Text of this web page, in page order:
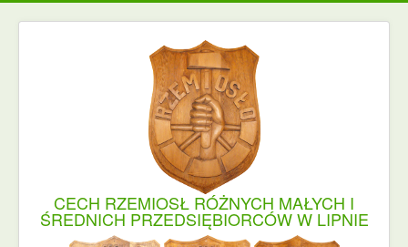
CECH RZEMIOSŁ RÓŻNYCH MAŁYCH I
ŚREDNICH PRZEDSIĘBIORCÓW W LIPNIE